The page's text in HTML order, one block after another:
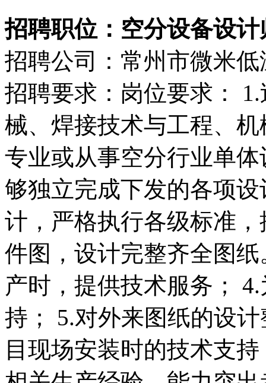
招聘职位：空分设备设计
招聘公司：常州市微米
招聘要求：岗位要求：
械、焊接技术与工程、
专业或从事空分行业单
够独立完成下发的各项
计，严格执行各级标准
件图，设计完整齐全图
产时，提供技术服务；
持； 5.对外来图纸的设
目现场安装时的技术支